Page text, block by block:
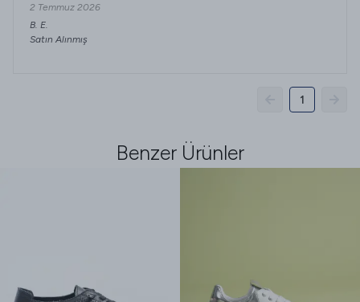
2 Temmuz 2026
B. E.
Satın Alınmış
1
Benzer Ürünler